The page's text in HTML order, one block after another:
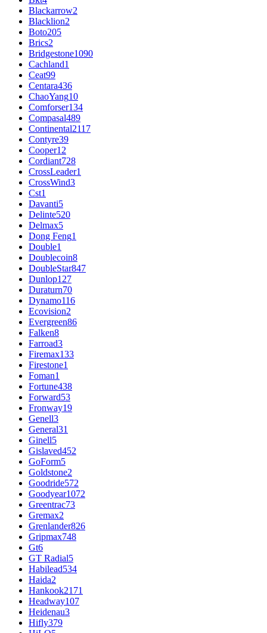
Blackarrow2
Blacklion2
Boto205
Brics2
Bridgestone1090
Cachland1
Ceat99
Centara436
ChaoYang10
Comforser134
Compasal489
Continental2117
Contyre39
Cooper12
Cordiant728
CrossLeader1
CrossWind3
Cst1
Davanti5
Delinte520
Delmax5
Dong Feng1
Double1
Doublecoin8
DoubleStar847
Dunlop127
Duraturn70
Dynamo116
Ecovision2
Evergreen86
Falken8
Farroad3
Firemax133
Firestone1
Foman1
Fortune438
Forward53
Fronway19
Genell3
General31
Ginell5
Gislaved452
GoForm5
Goldstone2
Goodride572
Goodyear1072
Greentrac73
Gremax2
Grenlander826
Gripmax748
Gt6
GT Radial5
Habilead534
Haida2
Hankook2171
Headway107
Heidenau3
Hifly379